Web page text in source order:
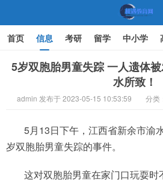
机遇教育网
首页 信息 考研 留学 中小学
文化 家庭教育
5岁双胞胎男童失踪 一人遗体
水所致！
admin 发布于 2023-05-15 10:53:59 分类
5月13日下午，江西省新余市渝
岁双胞胎男童失踪的事件。
这对双胞胎男童在家门口玩耍